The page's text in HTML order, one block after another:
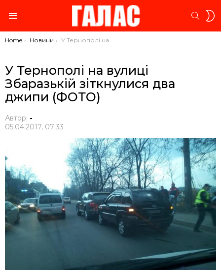
You are here:
Home Новини У Тернополі на вулиці Збаразькій зіткнулися два джипи (ФОТО)
У Тернополі на вулиці
Збаразькій зіткнулися два
джипи (ФОТО)
Автор: -
05.04.2017, 07:33